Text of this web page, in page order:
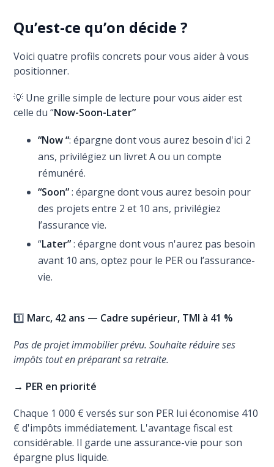
Qu’est-ce qu’on décide ?
Voici quatre profils concrets pour vous aider à vous
positionner.
💡 Une grille simple de lecture pour vous aider est
celle du “Now-Soon-Later”
“Now “: épargne dont vous aurez besoin d'ici 2
ans, privilégiez un livret A ou un compte
rémunéré.
“Soon”: épargne dont vous aurez besoin pour
des projets entre 2 et 10 ans, privilégiez
l’assurance vie.
“Later”: épargne dont vous n'aurez pas besoin
avant 10 ans, optez pour le PER ou l’assurance-
vie.
1️⃣ Marc, 42 ans — Cadre supérieur, TMI à 41 %
Pas de projet immobilier prévu. Souhaite réduire ses
impôts tout en préparant sa retraite.
→ PER en priorité
Chaque 1 000 € versés sur son PER lui économise 410
€ d'impôts immédiatement. L'avantage fiscal est
considérable. Il garde une assurance-vie pour son
épargne plus liquide.